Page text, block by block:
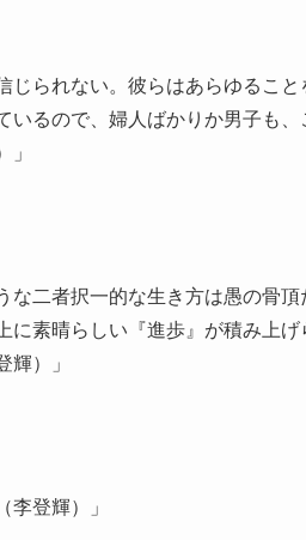
じられない。彼らはあらゆるこ
いるので、婦人ばかりか男子も
二者択一的な生き方は愚の骨頂
素晴らしい『進歩』が積み上げ
輝）」
李登輝）」